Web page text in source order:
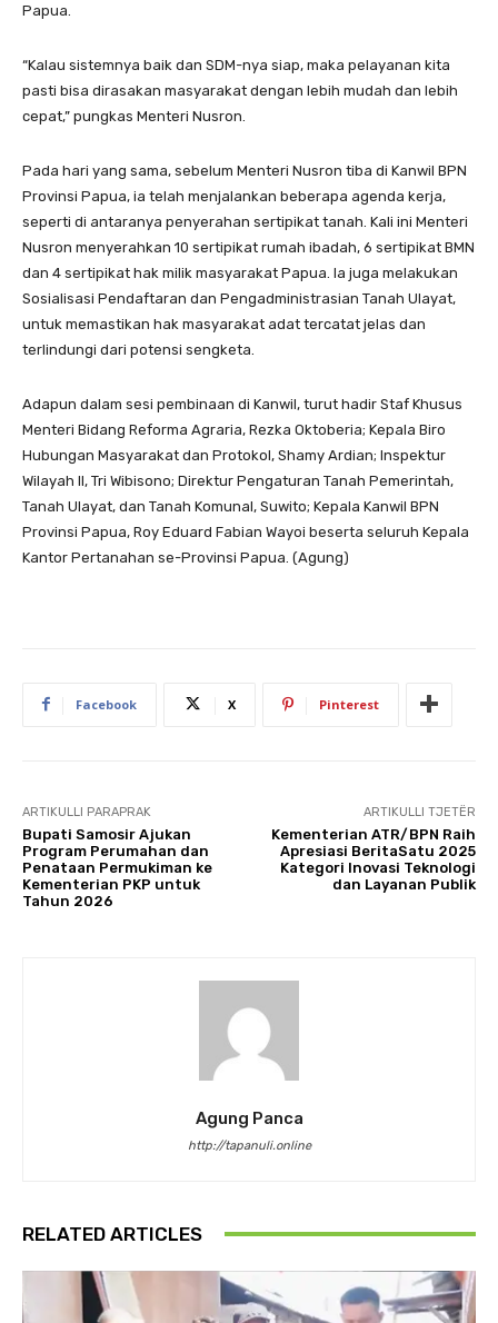
Papua.
“Kalau sistemnya baik dan SDM-nya siap, maka pelayanan kita
pasti bisa dirasakan masyarakat dengan lebih mudah dan lebih
cepat,” pungkas Menteri Nusron.
Pada hari yang sama, sebelum Menteri Nusron tiba di Kanwil BPN
Provinsi Papua, ia telah menjalankan beberapa agenda kerja,
seperti di antaranya penyerahan sertipikat tanah. Kali ini Menteri
Nusron menyerahkan 10 sertipikat rumah ibadah, 6 sertipikat BMN
dan 4 sertipikat hak milik masyarakat Papua. Ia juga melakukan
Sosialisasi Pendaftaran dan Pengadministrasian Tanah Ulayat,
untuk memastikan hak masyarakat adat tercatat jelas dan
terlindungi dari potensi sengketa.
Adapun dalam sesi pembinaan di Kanwil, turut hadir Staf Khusus
Menteri Bidang Reforma Agraria, Rezka Oktoberia; Kepala Biro
Hubungan Masyarakat dan Protokol, Shamy Ardian; Inspektur
Wilayah II, Tri Wibisono; Direktur Pengaturan Tanah Pemerintah,
Tanah Ulayat, dan Tanah Komunal, Suwito; Kepala Kanwil BPN
Provinsi Papua, Roy Eduard Fabian Wayoi beserta seluruh Kepala
Kantor Pertanahan se-Provinsi Papua. (Agung)
Facebook X Pinterest
ARTIKULLI PARAPRAK
Bupati Samosir Ajukan
Program Perumahan dan
Penataan Permukiman ke
Kementerian PKP untuk
Tahun 2026
ARTIKULLI TJETËR
Kementerian ATR/BPN Raih
Apresiasi BeritaSatu 2025
Kategori Inovasi Teknologi
dan Layanan Publik
Agung Panca
http://tapanuli.online
RELATED ARTICLES